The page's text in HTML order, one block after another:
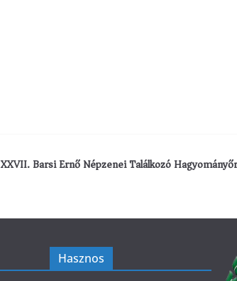
XXVII. Barsi Ernő Népzenei Találkozó
Hasznos